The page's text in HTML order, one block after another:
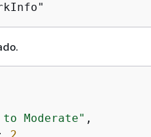
to Moderate" ,